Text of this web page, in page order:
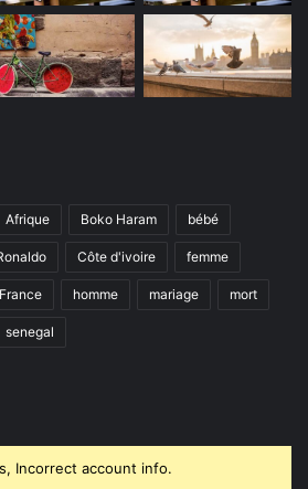
Afrique Boko Haram bébé
Côte d'ivoire femme
France homme mariage mort
senegal
Incorrect account info.